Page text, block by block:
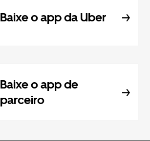
Baixe o app da Uber
Baixe o app de
parceiro